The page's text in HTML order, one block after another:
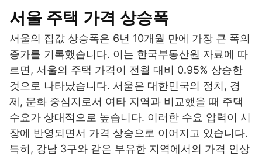
서울 주택 가격 상승폭
서울의 집값 상승폭은 6년 10개월 만에 가장 큰 폭의
증가를 기록했습니다. 이는 한국부동산원 자료에 따
르면, 서울의 주택 가격이 전월 대비 0.95% 상승한
것으로 나타났습니다. 서울은 대한민국의 정치, 경
제, 문화 중심지로서 여타 지역과 비교했을 때 주택
수요가 상대적으로 높습니다. 이러한 수요 압력이 시
장에 반영되면서 가격 상승으로 이어지고 있습니다.
특히, 강남 3구와 같은 부유한 지역에서의 가격 인상